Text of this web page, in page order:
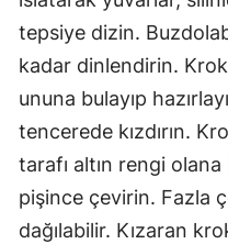
tepsiye dizin.
kadar dinlendirin.
ununa bulayıp
tencerede kızdırın.
tarafı altın rengi olana
pişince çevirin. Fazla
dağılabilir. Kızaran